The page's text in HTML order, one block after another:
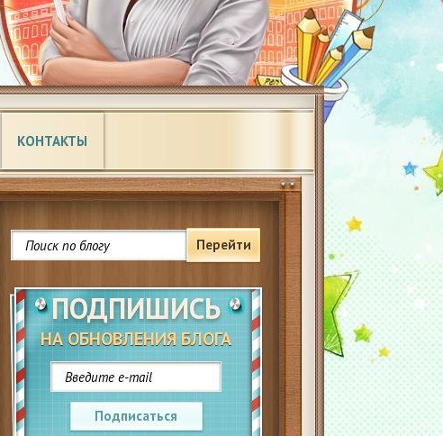
КОНТАКТЫ
Перейти
ПОДПИШИСЬ
НА ОБНОВЛЕНИЯ БЛОГА
Подписаться